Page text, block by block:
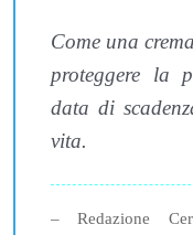
Come una
proteggere la
data di
vita.
– Redazione